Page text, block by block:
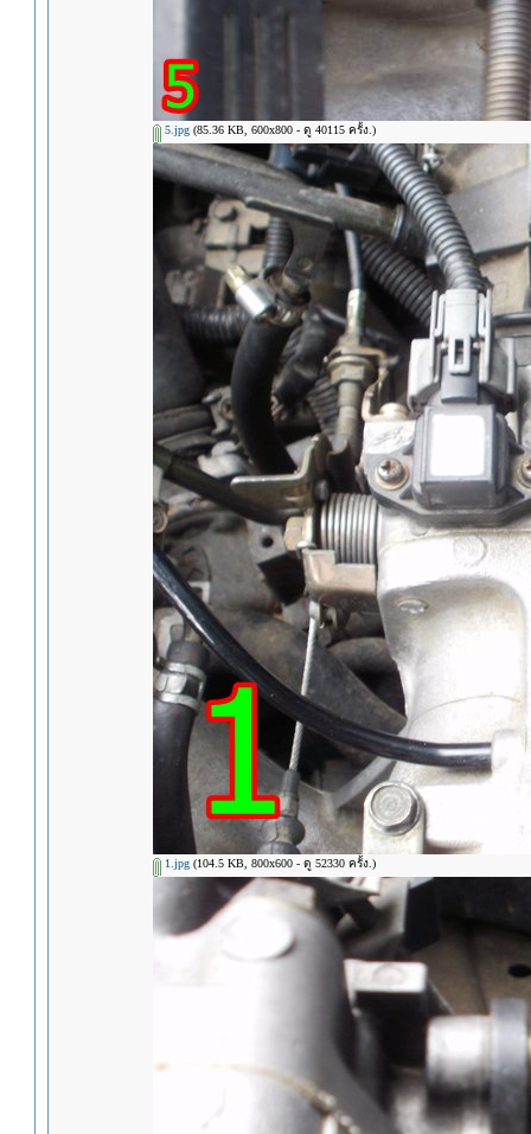
5.jpg(85.36 KB, 600x800 - ดู 40115 ครั้ง.)
1.jpg(104.5 KB, 800x600 - ดู 52330 ครั้ง.)